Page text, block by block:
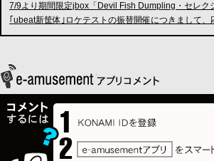
7/9より期間限定jbox「Devil Fish Dumpling・セレク
｢ubeat新筐体｣ロケテストの振替開催につきまして